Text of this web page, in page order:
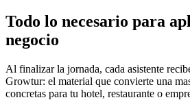
Todo lo necesario para
negocio
Al finalizar la jornada, cada asistente
Growtur: el material que convierte una
concretas para tu hotel, restaurante o